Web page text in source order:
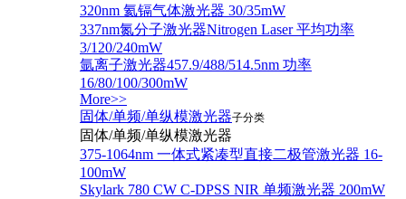
320nm 氦镉气体激光器 30/35mW
337nm氮分子激光器Nitrogen Laser 平均功率
3/120/240mW
氩离子激光器457.9/488/514.5nm 功率
16/80/100/300mW
More>>
固体/单频/单纵模激光器子分类
固体/单频/单纵模激光器
375-1064nm 一体式紧凑型直接二极管激光器 16-
100mW
Skylark 780 CW C-DPSS NIR 单频激光器 200mW